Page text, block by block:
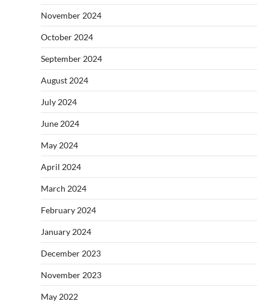
November 2024
October 2024
September 2024
August 2024
July 2024
June 2024
May 2024
April 2024
March 2024
February 2024
January 2024
December 2023
November 2023
May 2022